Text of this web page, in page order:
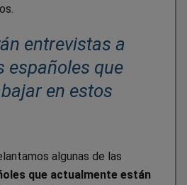
entrevistas a
españoles que
en estos
algunas de las
que actualmente están